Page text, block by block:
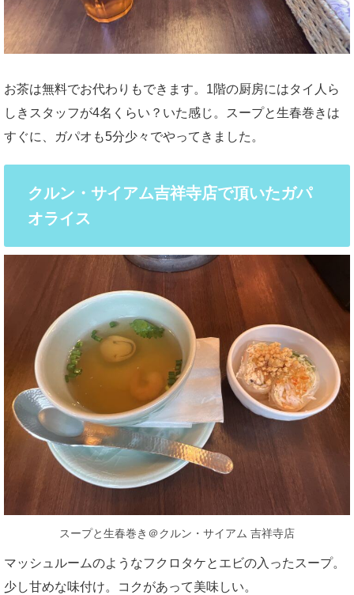
お茶は無料でお代わりもできます。1階の厨房にはタイ人ら
しきスタッフが4名くらい？いた感じ。スープと生春巻きは
すぐに、ガパオも5分少々でやってきました。
クルン・サイアム吉祥寺店で頂いたガパ
オライス
スープと生春巻き＠クルン・サイアム 吉祥寺店
マッシュルームのようなフクロタケとエビの入ったスープ。
少し甘めな味付け。コクがあって美味しい。